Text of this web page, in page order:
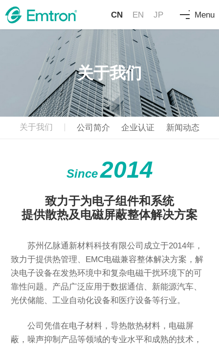
CN EN JP Menu
关于我们
关于我们 公司简介 企业认证 新闻动态
Since2014
致力于为电子组件和系统
提供散热及电磁屏蔽整体解决方案
苏州亿脉通新材料科技有限公司成立于2014年，
致力于提供热管理、EMC电磁兼容整体解决方案，解
决电子设备在发热环境中和复杂电磁干扰环境下的可
靠性问题。产品广泛应用于数据通信、新能源汽车、
光伏储能、工业自动化设备和医疗设备等行业。
公司凭借在电子材料，导热散热材料，电磁屏
蔽，噪声抑制产品等领域的专业水平和成熟的技术，